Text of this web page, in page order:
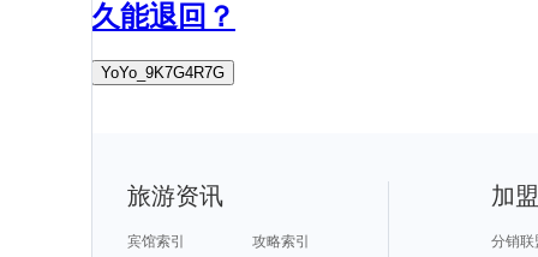
久能退回？
YoYo_9K7G4R7G
旅游资讯
宾馆索引
攻略索引
加
分销联